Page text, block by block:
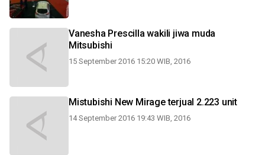
Vanesha Prescilla wakili jiwa muda
Mitsubishi
15 September 2016 15:20 WIB, 2016
Mistubishi New Mirage terjual 2.223 unit
14 September 2016 19:43 WIB, 2016